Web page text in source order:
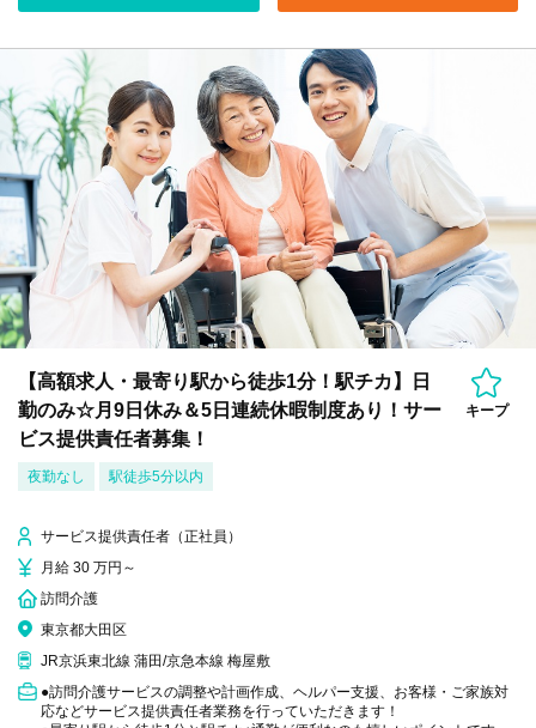
【高額求人・最寄り駅から徒歩1分！駅チカ】日
勤のみ☆月9日休み＆5日連続休暇制度あり！サー
ビス提供責任者募集！
キープ
夜勤なし 駅徒歩5分以内
サービス提供責任者（正社員）
月給 30 万円～
訪問介護
東京都大田区
JR京浜東北線 蒲田/京急本線 梅屋敷
●訪問介護サービスの調整や計画作成、ヘルパー支援、お客様・ご家族対
応などサービス提供責任者業務を行っていただきます！